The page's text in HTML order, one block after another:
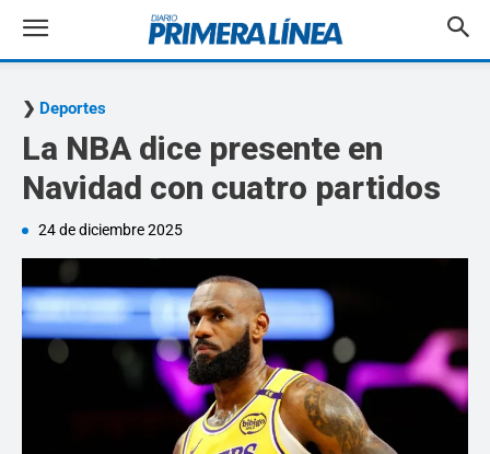
Deportes
La NBA dice presente en
Navidad con cuatro partidos
24 de diciembre 2025